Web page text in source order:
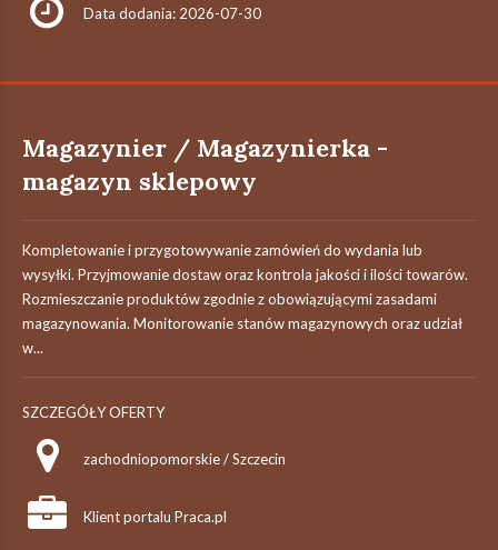
Data dodania: 2026-07-30
Magazynier / Magazynierka -
magazyn sklepowy
Kompletowanie i przygotowywanie zamówień do wydania lub
wysyłki. Przyjmowanie dostaw oraz kontrola jakości i ilości towarów.
Rozmieszczanie produktów zgodnie z obowiązującymi zasadami
magazynowania. Monitorowanie stanów magazynowych oraz udział
w...
SZCZEGÓŁY OFERTY
zachodniopomorskie / Szczecin
Klient portalu Praca.pl